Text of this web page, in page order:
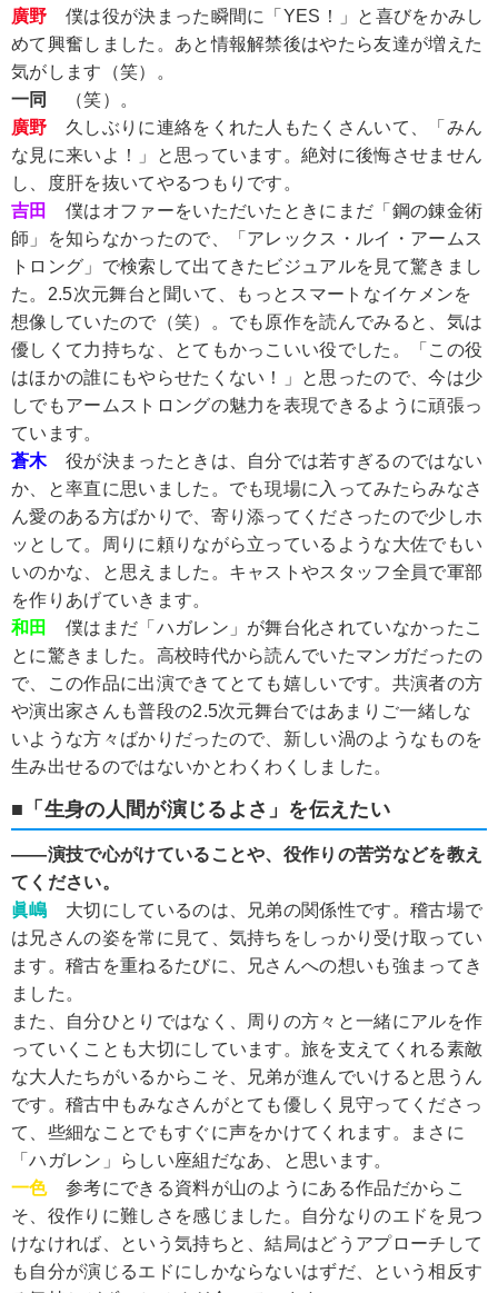
廣野 僕は役が決まった瞬間に「YES！」と喜びをかみし
めて興奮しました。あと情報解禁後はやたら友達が増えた
気がします（笑）。
一同
（笑）。
廣野 久しぶりに連絡をくれた人もたくさんいて、「みん
な見に来いよ！」と思っています。絶対に後悔させません
し、度肝を抜いてやるつもりです。
吉田
僕はオファーをいただいたときにまだ「鋼の錬金術
師」を知らなかったので、「アレックス・ルイ・アームス
トロング」で検索して出てきたビジュアルを見て驚きまし
た。2.5次元舞台と聞いて、もっとスマートなイケメンを
想像していたので（笑）。でも原作を読んでみると、気は
優しくて力持ちな、とてもかっこいい役でした。「この役
はほかの誰にもやらせたくない！」と思ったので、今は少
しでもアームストロングの魅力を表現できるように頑張っ
ています。
蒼木役が決まったときは、自分では若すぎるのではない
か、と率直に思いました。でも現場に入ってみたらみなさ
ん愛のある方ばかりで、寄り添ってくださったので少しホ
ッとして。周りに頼りながら立っているような大佐でもい
いのかな、と思えました。キャストやスタッフ全員で軍部
を作りあげていきます。
和田
僕はまだ「ハガレン」が舞台化されていなかったこ
とに驚きました。高校時代から読んでいたマンガだったの
で、この作品に出演できてとても嬉しいです。共演者の方
や演出家さんも普段の2.5次元舞台ではあまりご一緒しな
いような方々ばかりだったので、新しい渦のようなものを
生み出せるのではないかとわくわくしました。
■「生身の人間が演じるよさ」を伝えたい
――演技で心がけていることや、役作りの苦労などを教え
てください。
眞嶋 大切にしているのは、兄弟の関係性です。稽古場で
は兄さんの姿を常に見て、気持ちをしっかり受け取ってい
ます。稽古を重ねるたびに、兄さんへの想いも強まってき
ました。
また、自分ひとりではなく、周りの方々と一緒にアルを作
っていくことも大切にしています。旅を支えてくれる素敵
な大人たちがいるからこそ、兄弟が進んでいけると思うん
です。稽古中もみなさんがとても優しく見守ってくださっ
て、些細なことでもすぐに声をかけてくれます。まさに
「ハガレン」らしい座組だなあ、と思います。
一色参考にできる資料が山のようにある作品だからこ
そ、役作りに難しさを感じました。自分なりのエドを見つ
けなければ、という気持ちと、結局はどうアプローチして
も自分が演じるエドにしかならないはずだ、という相反す